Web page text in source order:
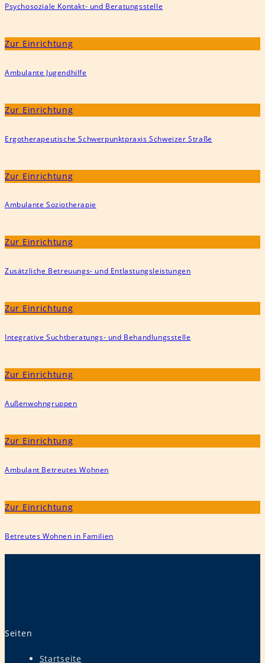
Psychosoziale Kontakt- und Beratungsstelle
Zur Einrichtung
Ambulante Jugendhilfe
Zur Einrichtung
Ergotherapeutische Schwerpunktpraxis Schweizer Straße
Zur Einrichtung
Ambulante Soziotherapie
Zur Einrichtung
Zusätzliche Betreuungs- und Entlastungsleistungen
Zur Einrichtung
Integrative Suchtberatungs- und Behandlungsstelle
Zur Einrichtung
Außenwohngruppen
Zur Einrichtung
Ambulant Betreutes Wohnen
Zur Einrichtung
Betreutes Wohnen in Familien
Seiten
Startseite